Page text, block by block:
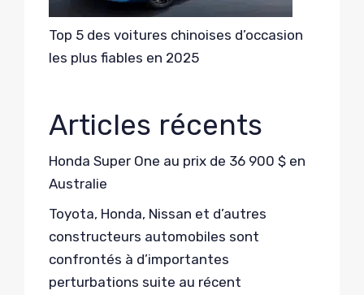
Top 5 des voitures chinoises d’occasion
les plus fiables en 2025
Articles récents
Honda Super One au prix de 36 900 $ en
Australie
Toyota, Honda, Nissan et d’autres
constructeurs automobiles sont
confrontés à d’importantes
perturbations suite au récent